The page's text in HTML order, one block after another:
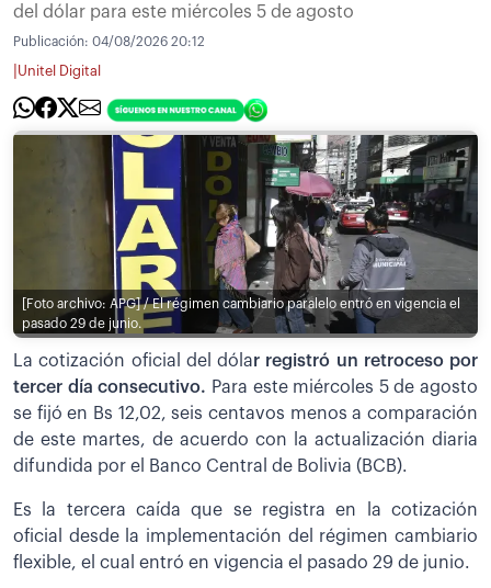
del dólar para este miércoles 5 de agosto
Publicación: 04/08/2026 20:12
Unitel Digital
[Foto archivo: APG] / El régimen cambiario paralelo entró en vigencia el
pasado 29 de junio.
La cotización oficial del dólar registró un retroceso por
tercer día consecutivo. Para este miércoles 5 de agosto
se fijó en Bs 12,02, seis centavos menos a comparación
de este martes, de acuerdo con la actualización diaria
difundida por el Banco Central de Bolivia (BCB).
Es la tercera caída que se registra en la cotización
oficial desde la implementación del régimen cambiario
flexible, el cual entró en vigencia el pasado 29 de junio.